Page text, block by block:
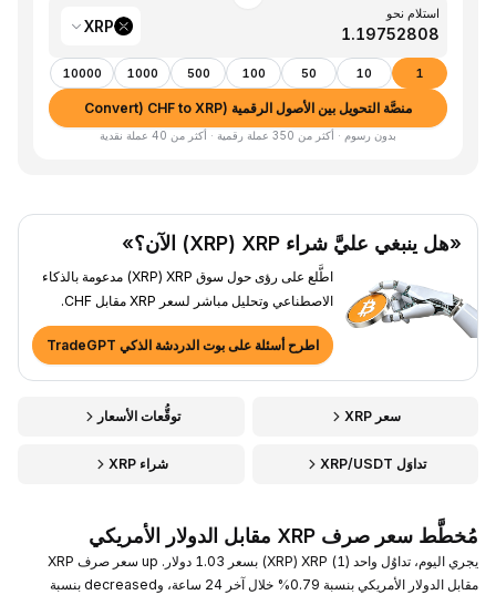
استلام نحو
XRP
1
10
50
100
500
1000
10000
منصَّة التحويل بين الأصول الرقمية (Convert) CHF to XRP
بدون رسوم · أكثر من 350 عملة رقمية · أكثر من 40 عملة نقدية
«هل ينبغي عليَّ شراء XRP ‏(XRP) الآن؟»
اطَّلع على رؤى حول سوق XRP ‏(XRP) مدعومة بالذكاء
الاصطناعي وتحليل مباشر لسعر XRP مقابل CHF.
اطرح أسئلة على بوت الدردشة الذكي TradeGPT
سعر XRP توقُّعات الأسعار
تداوَل XRP/USDT شراء XRP
مُخطَّط سعر صرف XRP مقابل الدولار الأمريكي
يجري اليوم، تداوُل واحد (1) XRP ‏(XRP) بسعر 1.03 دولار. up سعر صرف XRP
مقابل الدولار الأمريكي بنسبة 0.79% خلال آخر 24 ساعة، وdecreased بنسبة